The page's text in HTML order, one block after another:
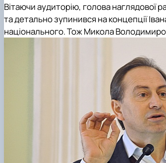
Вітаючи аудиторію, голова наглядової
та детально зупинився на концепції
національного. Тож Микола